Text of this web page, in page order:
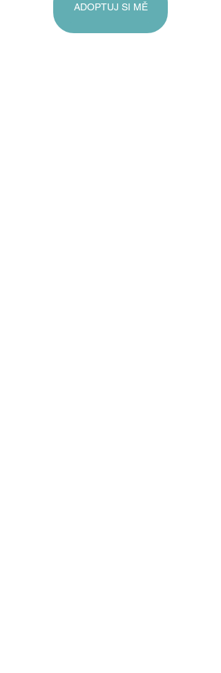
ADOPTUJ SI MĚ